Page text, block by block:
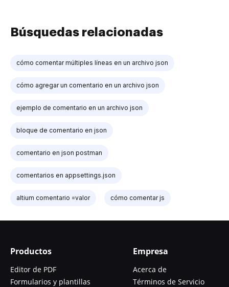
Búsquedas relacionadas
cómo comentar múltiples líneas en un archivo json
cómo agregar un comentario en un archivo json
ejemplo de comentario en un archivo json
bloque de comentario en json
comentario en json postman
comentarios en appsettings.json
altium comentario =valor cómo comentar js
Productos
Editor de PDF
Formularios y plantillas
Empresa
Acerca de
Términos de Servicio